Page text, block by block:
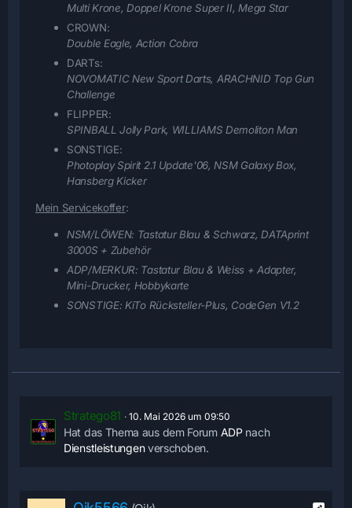
Multi Krone, Doppel Krone Super II, Mega Star
CROWN:
Double Eagle, Action Cobra
DARTs:
NOVOMATIC New Sport Darts, ARACHNID Top Gun
Challenge
FLIPPER:
SPINBALL Jolly Park, WILLIAMS Demoliton Man
SONSTIGE:
Photoplay Spirit 2.1 Update'06, NSM Galaxy Box,
Hansberg Kicker
Mein Servicekoffer:
NSM/LÖWEN: Tastatur Blau & Schwarz, DATAprint
3000S + Zubehör
ADP/MERKUR: Tastatur Blau & Weiss + Adapter,
Mini-Drucker, Hobbykarte
SONSTIGE: KiTo Rücksteller-Plus, CodeGen V1.2
Stratego81 10. Mai 2026 um 09:50
Hat das Thema aus dem Forum ADPnach
Dienstleistungenverschoben.